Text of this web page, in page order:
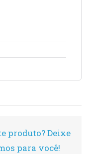
produto? Deixe
para você!